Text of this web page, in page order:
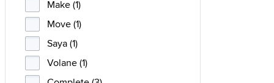
Make (1)
Move (1)
Saya (1)
Volane (1)